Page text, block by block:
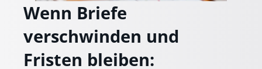
Wenn Briefe
verschwinden und
Fristen bleiben: